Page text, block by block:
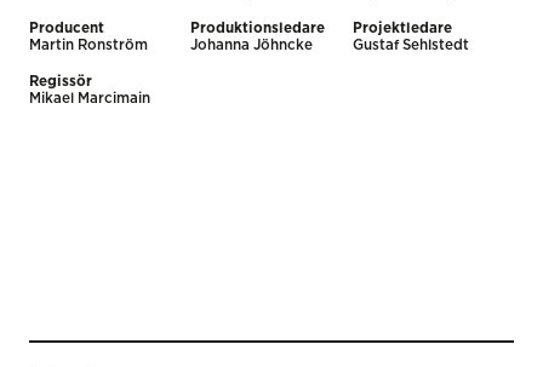
Producent
Martin Ronström
Produktionsledare
Johanna Jöhncke
Projektledare
Gustaf Sehlstedt
Regissör
Mikael Marcimain